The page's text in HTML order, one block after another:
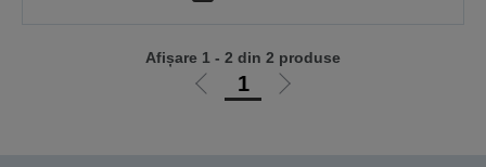
Mergi
1
Mergi
Afișare 1 - 2 din 2 produse